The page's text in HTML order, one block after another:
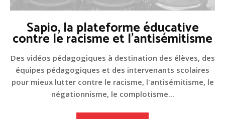
Sapio, la plateforme éducative
contre le racisme et l'antisémitisme
Des vidéos pédagogiques à destination des élèves, des
équipes pédagogiques et des intervenants scolaires
pour mieux lutter contre le racisme, l'antisémitisme, le
négationnisme, le complotisme...